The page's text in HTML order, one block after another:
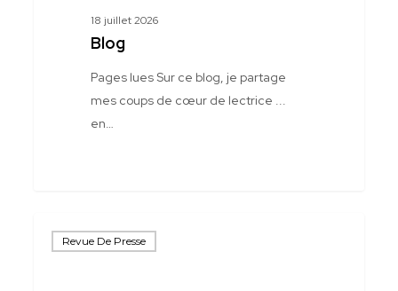
18 juillet 2026
Blog
Pages lues Sur ce blog, je partage
mes coups de cœur de lectrice ...
en…
Revue De Presse